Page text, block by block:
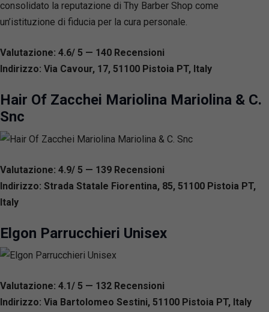
consolidato la reputazione di Thy Barber Shop come
un’istituzione di fiducia per la cura personale.
Valutazione: 4.6/ 5 — 140 Recensioni
Indirizzo: Via Cavour, 17, 51100 Pistoia PT, Italy
Hair Of Zacchei Mariolina Mariolina & C.
Snc
Valutazione: 4.9/ 5 — 139 Recensioni
Indirizzo: Strada Statale Fiorentina, 85, 51100 Pistoia PT,
Italy
Elgon Parrucchieri Unisex
Valutazione: 4.1/ 5 — 132 Recensioni
Indirizzo: Via Bartolomeo Sestini, 51100 Pistoia PT, Italy